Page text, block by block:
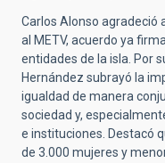
Carlos Alonso agradeció
al METV, acuerdo ya
entidades de la isla. Por
Hernández subrayó la
igualdad de manera
sociedad y,
e instituciones. Destacó
de 3.000 mujeres y